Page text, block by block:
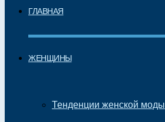
ГЛАВНАЯ
ЖЕНЩИНЫ
Тенденции женской моды